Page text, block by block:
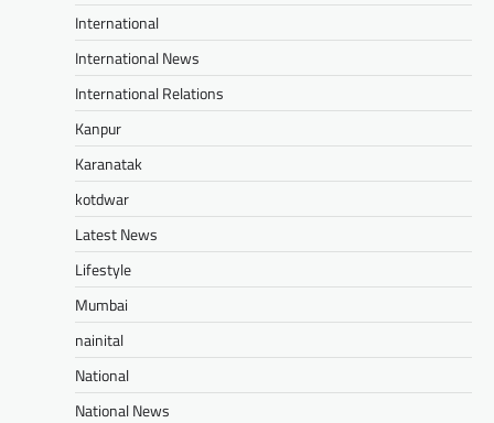
International
International News
International Relations
Kanpur
Karanatak
kotdwar
Latest News
Lifestyle
Mumbai
nainital
National
National News